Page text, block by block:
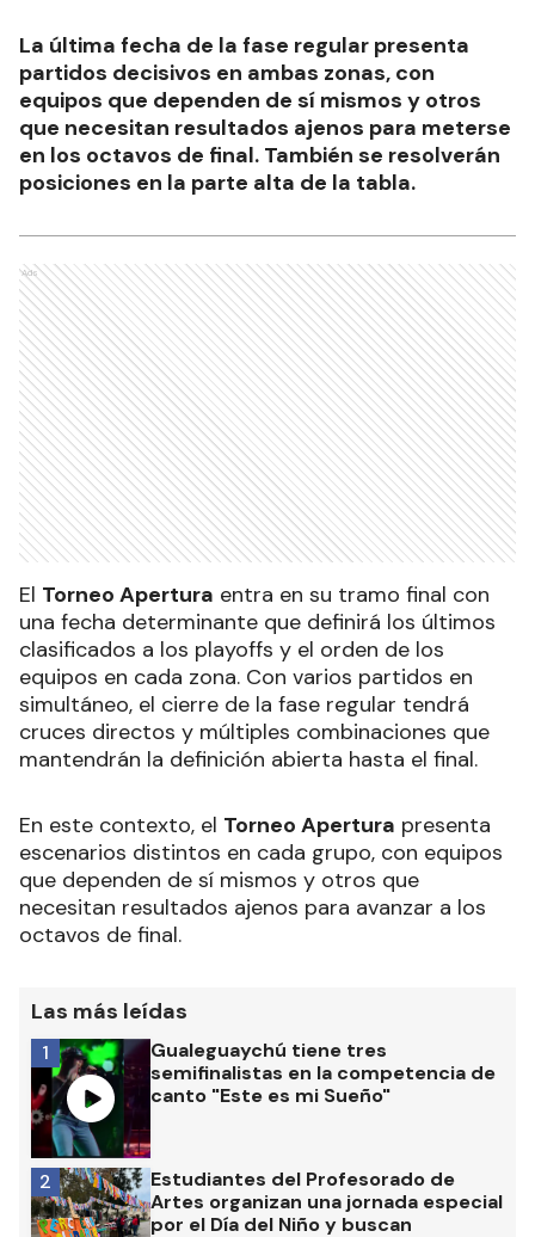
La última fecha de la fase regular presenta
partidos decisivos en ambas zonas, con
equipos que dependen de sí mismos y otros
que necesitan resultados ajenos para meterse
en los octavos de final. También se resolverán
posiciones en la parte alta de la tabla.
Ads
El Torneo Apertura entra en su tramo final con
una fecha determinante que definirá los últimos
clasificados a los playoffs y el orden de los
equipos en cada zona. Con varios partidos en
simultáneo, el cierre de la fase regular tendrá
cruces directos y múltiples combinaciones que
mantendrán la definición abierta hasta el final.
En este contexto, el Torneo Apertura presenta
escenarios distintos en cada grupo, con equipos
que dependen de sí mismos y otros que
necesitan resultados ajenos para avanzar a los
octavos de final.
Las más leídas
Gualeguaychú tiene tres
semifinalistas en la competencia de
canto "Este es mi Sueño"
1
Estudiantes del Profesorado de
Artes organizan una jornada especial
por el Día del Niño y buscan
2